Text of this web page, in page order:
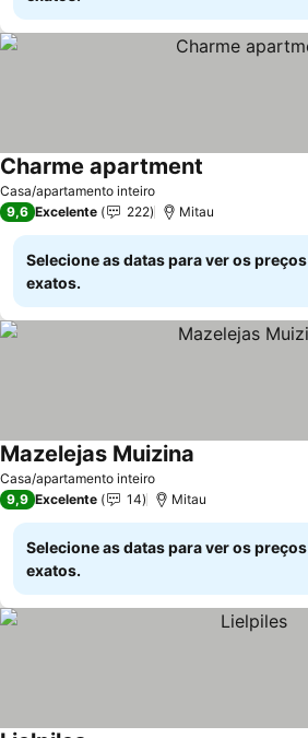
Casa/apartamento inteiro
Charme apartment
9,6 Excelente 222 Mitau
Selecione as datas para ver os preços
exatos.
Casa/apartamento inteiro
Mazelejas Muizina
9,9 Excelente 14 Mitau
Selecione as datas para ver os preços
exatos.